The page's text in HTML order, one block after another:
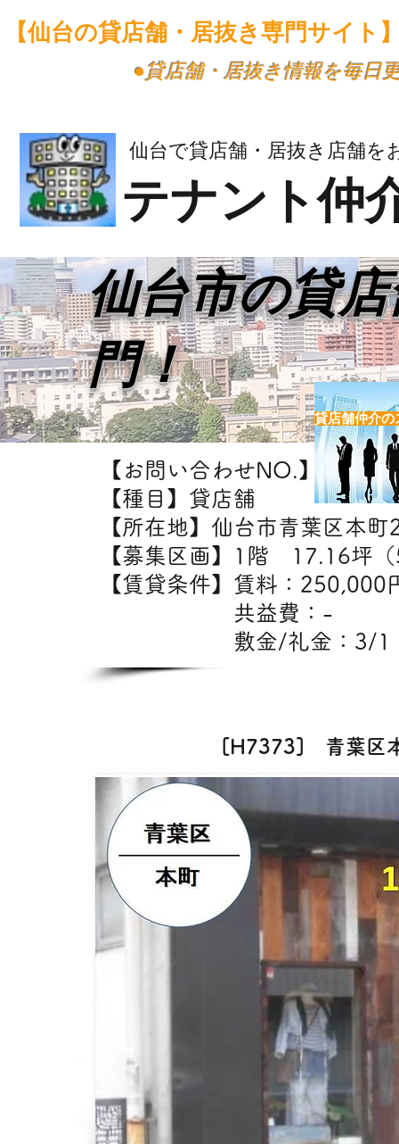
【仙台の貸店舗・居抜き専門サイト
​●貸店舗・居抜き情報を毎日
仙台で貸店舗・居抜き店舗を
テナント仲
【お問い合わせNO.】H7373
【種目】貸店舗
【所在地】仙台市青葉区本町
【募集区画】1階 17.16坪
【賃貸条件】賃料：
共益費
敷金/礼金：3/1
[H7373] 青葉区
仙台市の貸
門！
貸店舗仲介の